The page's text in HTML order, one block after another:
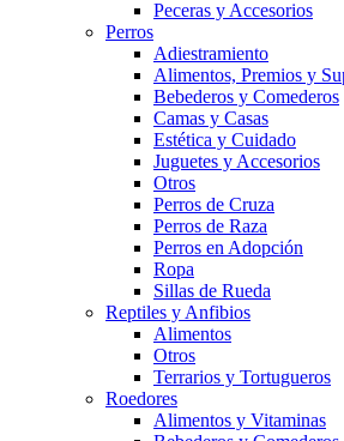
Peceras y Accesorios
Perros
Adiestramiento
Alimentos, Premios y
Bebederos y Comederos
Camas y Casas
Estética y Cuidado
Juguetes y Accesorios
Otros
Perros de Cruza
Perros de Raza
Perros en Adopción
Ropa
Sillas de Rueda
Reptiles y Anfibios
Alimentos
Otros
Terrarios y Tortugueros
Roedores
Alimentos y Vitaminas